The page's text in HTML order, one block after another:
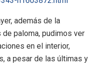
además de la
paloma, pudimos ver
en el interior,
a pesar de las últimas y